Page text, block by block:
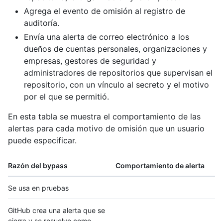
Agrega el evento de omisión al registro de
auditoría.
Envía una alerta de correo electrónico a los
dueños de cuentas personales, organizaciones y
empresas, gestores de seguridad y
administradores de repositorios que supervisan el
repositorio, con un vínculo al secreto y el motivo
por el que se permitió.
En esta tabla se muestra el comportamiento de las
alertas para cada motivo de omisión que un usuario
puede especificar.
Razón del bypass Comportamiento de alerta
Se usa en pruebas
GitHub crea una alerta que se